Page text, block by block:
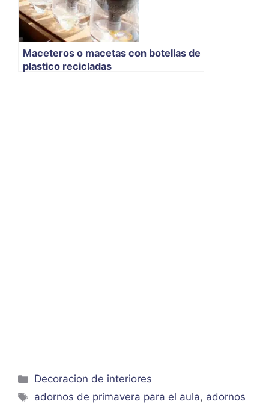
Maceteros o macetas con botellas de
plastico recicladas
Categorías
Decoracion de interiores
Etiquetas
adornos de primavera para el aula, adornos